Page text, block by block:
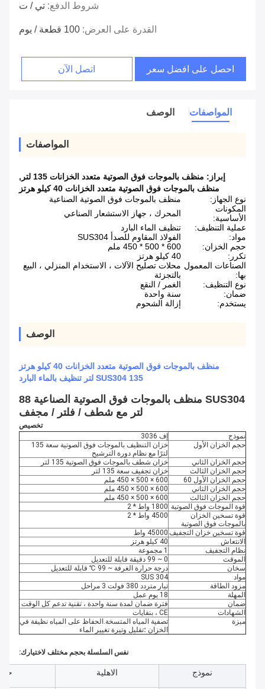
شروط الدفع: تي / ت
القدرة على العرض: 100 قطعة / يوم
احصل على افضل سعر اتصل الآن
المواصفات الوصف
المواصفات
إبراز: منظف ​​بالموجات فوق الصوتية متعدد الخزانات 135 لتر
,
منظف بالموجات فوق الصوتية متعدد الخزانات 40 كيلو هرتز
نوع الجهاز:
منظف ​​بالموجات فوق الصوتية الصناعية
المكونات
الأساسية:
المحرك ، جهاز الاستشعار الصناعي
عملية التنظيف:
تنظيف الماء البارد
مواد:
الفولاذ المقاوم للصدأ SUS304
حجم الخزان:
600 * 500 * 450 ملم
تكرر:
40 كيلو هرتز
الصناعات المعمول
بها:
محلات تصليح الآلات ، الاستخدام المنزلي ، البيع
بالتجزئة
نوع التنظيف:
الغمر / النقع
ضمان:
سنة واحدة
يستخدم:
إزالة الشحوم
الوصف
منظف ​​بالموجات فوق الصوتية متعدد الخزانات 40 كيلو هرتز
SUS304 135 لتر تنظيف بالماء البارد
SUS304 منظف بالموجات فوق الصوتية الصناعية 88
لتر مع شطف / فلتر / مجفف
تخصيص
نموذج
إف 3036
حجم الخزان الأول
خزان التنظيف بالموجات فوق الصوتية سعة 135
لترًا مع نظام دورة الترشيح
حجم الخزان الثاني
خزان شطف بالموجات فوق الصوتية 135 لتر
حجم الخزان الثالث
خزان تجفيف سعة 135 لتر
حجم الخزان الأول 60
600 × 500 × 450 ملم
حجم الخزان الثاني
600 × 500 × 450 ملم
حجم الخزان الثالث
600 × 500 × 450 ملم
قوة الموجات فوق الصوتية 1800 واط * 2
قوة تسخين الخزان
بالموجات فوق الصوتية
4500 واط * 2
قوة تسخين خزان التجفيف 45000 واط
الانتعاش
40 كيلو هرتز
نظام التجفيف
1 مجموعة
الموقت
0 ~ 99 دقيقة قابلة للتعديل
سخان
درجة حرارة الغرفة ~ 99 ℃ قابلة للتعديل
مواد
SUS 304
مزود الطاقة
تيار متردد 380 فولت 3 مراحل
المهلة
18 يوم عمل
ضمان
فترة ضمان لمدة سنة واحدة ، تقنية تدعم كل الوقت
الشهادات
CE ، بنفايات
ميزة
تصفية المياه المتسخة.الحفاظ على المياه نظيفة في
الخزان ؛تقليل وتيرة تغيير الماء
نفس السلسلة بحجم مختلف لاختيارك:
نموذج الاهلية